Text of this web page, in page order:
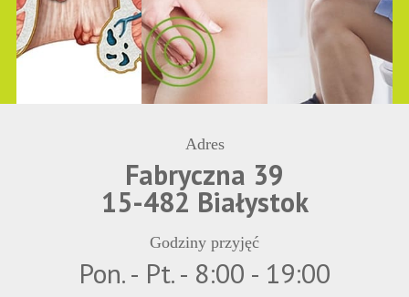
Adres
Fabryczna 39
15-482 Białystok
Godziny przyjęć
Pon. - Pt. - 8:00 - 19:00